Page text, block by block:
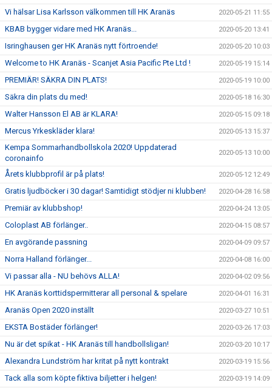
Vi hälsar Lisa Karlsson välkommen till HK Aranäs 2020-05-21 11:55
KBAB bygger vidare med HK Aranäs... 2020-05-20 13:41
Isringhausen ger HK Aranäs nytt förtroende! 2020-05-20 10:03
Welcome to HK Aranäs - Scanjet Asia Pacific Pte Ltd ! 2020-05-19 15:14
PREMIÄR! SÄKRA DIN PLATS! 2020-05-19 10:00
Säkra din plats du med! 2020-05-18 16:30
Walter Hansson El AB är KLARA! 2020-05-15 09:18
Mercus Yrkeskläder klara! 2020-05-13 15:37
Kempa Sommarhandbollskola 2020! Uppdaterad
coronainfo
2020-05-13 10:00
Årets klubbprofil är på plats! 2020-05-12 12:49
Gratis ljudböcker i 30 dagar! Samtidigt stödjer ni klubben! 2020-04-28 16:58
Premiär av klubbshop! 2020-04-24 13:05
Coloplast AB förlänger.. 2020-04-15 08:57
En avgörande passning 2020-04-09 09:57
Norra Halland förlänger... 2020-04-08 16:00
Vi passar alla - NU behövs ALLA! 2020-04-02 09:56
HK Aranäs korttidspermitterar all personal & spelare 2020-04-01 16:31
Aranäs Open 2020 inställt 2020-03-27 10:51
EKSTA Bostäder förlänger! 2020-03-26 17:03
Nu är det spikat - HK Aranäs till handbollsligan! 2020-03-20 10:17
Alexandra Lundström har kritat på nytt kontrakt 2020-03-19 15:56
Tack alla som köpte fiktiva biljetter i helgen! 2020-03-19 14:09